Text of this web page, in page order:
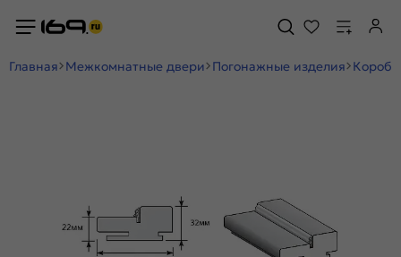
Главная Межкомнатные двери Погонажные изделия